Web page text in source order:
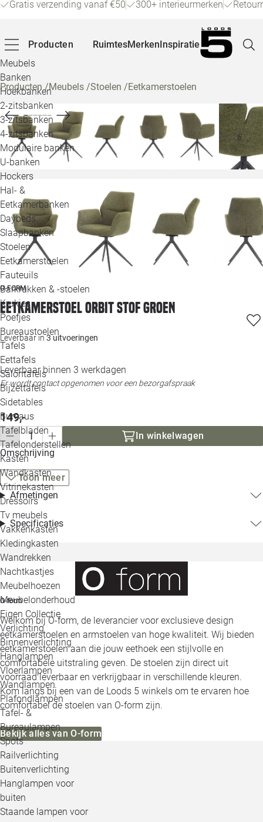
Gratis verzending vanaf €50 300+ interieurmerken
Producten
Meubels
Banken
Hoekbanken
2-zitsbanken
3-zitsbanken
4-zitsbanken
Modulaire banken
U-banken
Hockers
Hal- &
Eetkamerbanken
Daybeds
Slaapbanken
Stoelen
Eetkamerstoelen
Fauteuils
Barkrukken & -stoelen
Krukjes
Poefjes
Bureaustoelen
Tafels
Eettafels
Salontafels
Bijzettafels
Sidetables
Bureaus
Tafelbladen
Tafelonderstellen
Kasten
Wandkasten
Vitrinekasten
Dressoirs
Tv meubels
Vakkenkasten
Kledingkasten
Wandrekken
Nachtkastjes
Meubelhoezen
Meubelonderhoud
Eigen Collectie
Verlichting
Binnenverlichting
Hanglampen
Vloerlampen
Wandlampen
Plafondlampen
Tafel- &
Bureaulampen
Spots
Railverlichting
Buitenverlichting
Hanglampen voor
buiten
Staande lampen voor
RuimtesMerkenInspiratie
Producten/Meubels /Stoelen /Eetkamerstoelen
O-FORM
Eetkamerstoel Orbit stof groen
Leverbaar in3 uitvoeringen
Leverbaar binnen 3 werkdagen
Er wordt contact opgenomen voor een bezorgafspraak
149,-
In winkelwagen
Omschrijving
Toon meer
Afmetingen
Specificaties
O-form
Welkom bij O-form, de leverancier voor exclusieve design
eetkamerstoelen en armstoelen van hoge kwaliteit. Wij bieden
eetkamerstoelen aan die jouw eethoek een stijlvolle en
comfortabele uitstraling geven. De stoelen zijn direct uit
voorraad leverbaar en verkrijgbaar in verschillende kleuren.
Kom langs bij een van de Loods 5 winkels om te ervaren hoe
comfortabel de stoelen van O-form zijn.
Bekijk alles van O-form